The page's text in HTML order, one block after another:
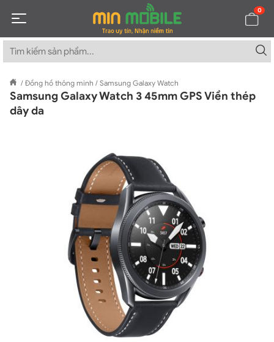
0
/ Đồng hồ thông minh / Samsung Galaxy Watch
Samsung Galaxy Watch 3 45mm GPS Viền thép
dây da